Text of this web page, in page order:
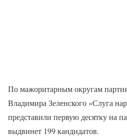
По мажоритарным округам
Владимира Зеленского «Слуга
представили первую десятку на
выдвинет 199 кандидатов.